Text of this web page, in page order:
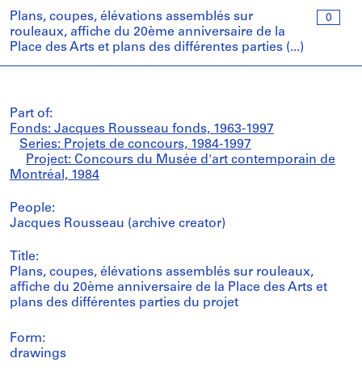
0
Plans, coupes, élévations assemblés sur
rouleaux, affiche du 20ème anniversaire de la
Place des Arts et plans des différentes parties (...)
Part of:
Fonds: Jacques Rousseau fonds, 1963-1997
Series: Projets de concours, 1984-1997
Project: Concours du Musée d'art contemporain de
Montréal, 1984
People:
Jacques Rousseau (archive creator)
Title:
Plans, coupes, élévations assemblés sur rouleaux,
affiche du 20ème anniversaire de la Place des Arts et
plans des différentes parties du projet
Form:
drawings